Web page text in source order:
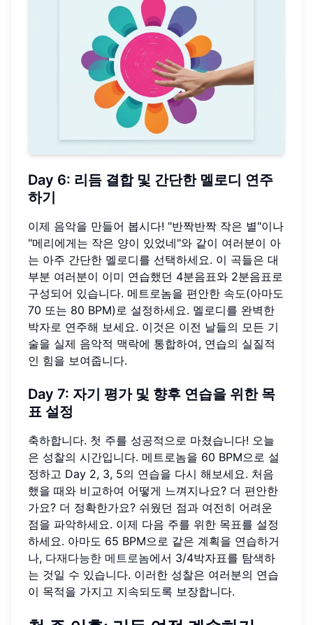
Day 6: 리듬 결합 및 간단한 멜로디 연주
하기
이제 음악을 만들어 봅시다! "반짝반짝 작은 별"이나
"메리에게는 작은 양이 있었네"와 같이 여러분이 아
는 아주 간단한 멜로디를 선택하세요. 이 곡들은 대
부분 여러분이 이미 연습했던 4분음표와 2분음표로
구성되어 있습니다. 메트로놈을 편안한 속도(아마도
70 또는 80 BPM)로 설정하세요. 멜로디를 완벽한
박자로 연주해 보세요. 이것은 이전 날들의 모든 기
술을 실제 음악적 맥락에 통합하여, 연습의 실질적
인 힘을 보여줍니다.
Day 7: 자기 평가 및 향후 연습을 위한 목
표 설정
축하합니다. 첫 주를 성공적으로 마쳤습니다! 오늘
은 성찰의 시간입니다. 메트로놈을 60 BPM으로 설
정하고 Day 2, 3, 5의 연습을 다시 해보세요. 처음
했을 때와 비교하여 어떻게 느껴지나요? 더 편안한
가요? 더 정확한가요? 쉬웠던 점과 여전히 어려운
점을 파악하세요. 이제 다음 주를 위한 목표를 설정
하세요. 아마도 65 BPM으로 같은 계획을 연습하거
나, 다재다능한 메트로놈에서 3/4박자표를 탐색하
는 것일 수 있습니다. 이러한 성찰은 여러분의 연습
이 목적을 가지고 지속되도록 보장합니다.